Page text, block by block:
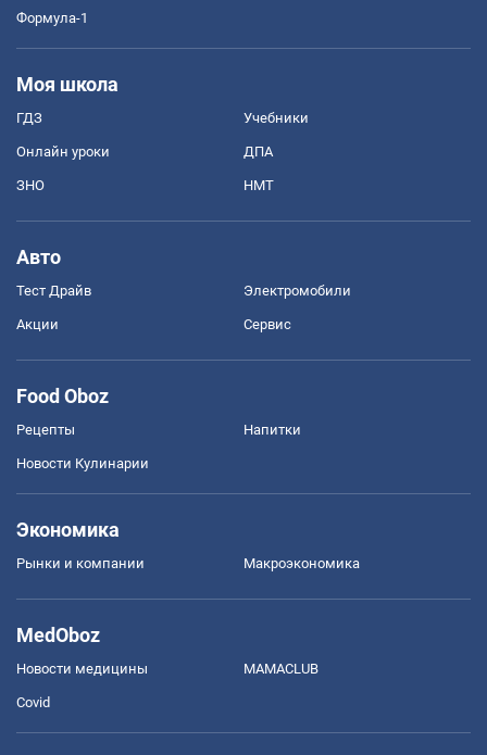
Формула-1
Моя школа
ГДЗ Учебники
Онлайн уроки ДПА
ЗНО НМТ
Авто
Тест Драйв Электромобили
Акции Сервис
Food Oboz
Рецепты Напитки
Новости Кулинарии
Экономика
Рынки и компании Mакроэкономика
MedOboz
Новости медицины MAMACLUB
Covid